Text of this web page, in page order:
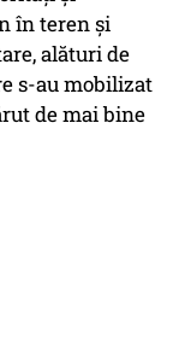
în teren și
alături de
s-au mobilizat
de mai bine